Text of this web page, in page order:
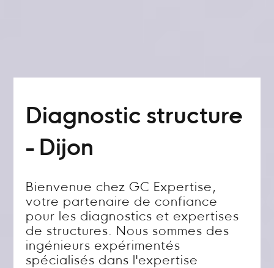
Diagnostic structure
- Dijon
Bienvenue chez GC Expertise,
votre partenaire de confiance
pour les diagnostics et expertises
de structures. Nous sommes des
ingénieurs expérimentés
spécialisés dans l'expertise